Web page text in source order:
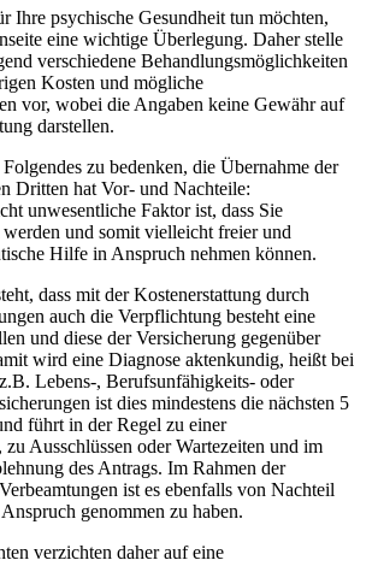
Ihre psychische Gesundheit tun möchten,
eine wichtige Überlegung. Daher stelle
verschiedene Behandlungsmöglichkeiten
Kosten und mögliche
vor, wobei die Angaben keine Gewähr auf
darstellen.
zu bedenken, die Übernahme der
Dritten hat Vor- und Nachteile:
unwesentliche Faktor ist, dass Sie
und somit vielleicht freier und
Hilfe in Anspruch nehmen können.
dass mit der Kostenerstattung durch
auch die Verpflichtung besteht eine
und diese der Versicherung gegenüber
wird eine Diagnose aktenkundig, heißt bei
Lebens-, Berufsunfähigkeits- oder
ist dies mindestens die nächsten 5
führt in der Regel zu einer
Ausschlüssen oder Wartezeiten und im
des Antrags. Im Rahmen der
ist es ebenfalls von Nachteil
genommen zu haben.
verzichten daher auf eine